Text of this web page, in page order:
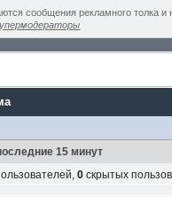
сообщения рекламного толка и
15 минут
0 скрытых